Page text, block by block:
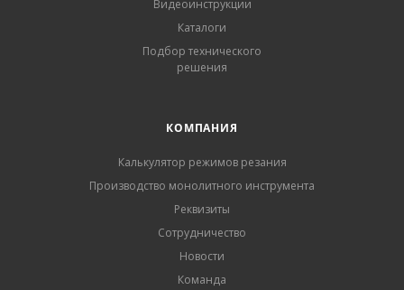
Видеоинструкции
Каталоги
Подбор технического
решения
КОМПАНИЯ
Калькулятор режимов резания
Производство монолитного инструмента
Реквизиты
Сотрудничество
Новости
Команда